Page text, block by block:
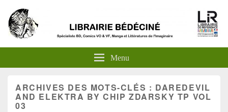
Menu
ARCHIVES DES MOTS-CLÉS : DAREDEVIL
AND ELEKTRA BY CHIP ZDARSKY TP VOL
03